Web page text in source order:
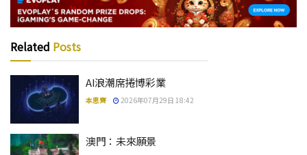
Related Posts
AI浪潮席捲博彩業
本思齊 2026年07月29日 18:42
澳門：未來願景